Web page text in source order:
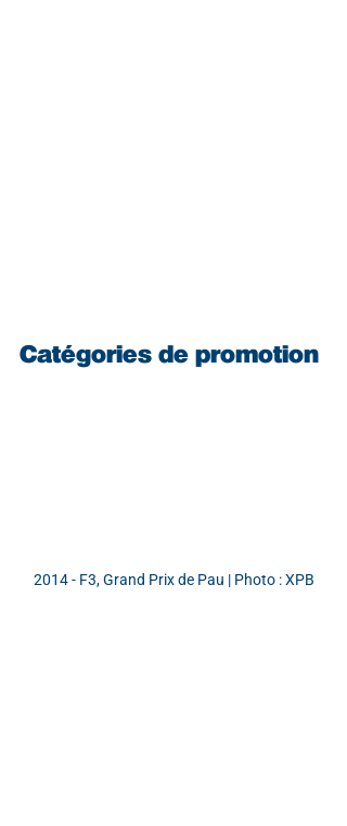
Catégories de promotion
2014 - F3, Grand Prix de Pau | Photo : XPB